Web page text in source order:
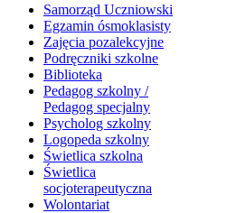
Samorząd Uczniowski
Egzamin ósmoklasisty
Zajęcia pozalekcyjne
Podręczniki szkolne
Biblioteka
Pedagog szkolny /
Pedagog specjalny
Psycholog szkolny
Logopeda szkolny
Świetlica szkolna
Świetlica
socjoterapeutyczna
Wolontariat